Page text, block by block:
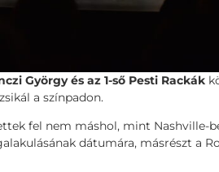
György és az 1-ső Pesti Rackák
a színpadon.
fel nem máshol, mint Nashville-
dátumára, másrészt a